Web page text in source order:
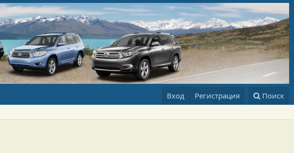
Вход Регистрация Поиск